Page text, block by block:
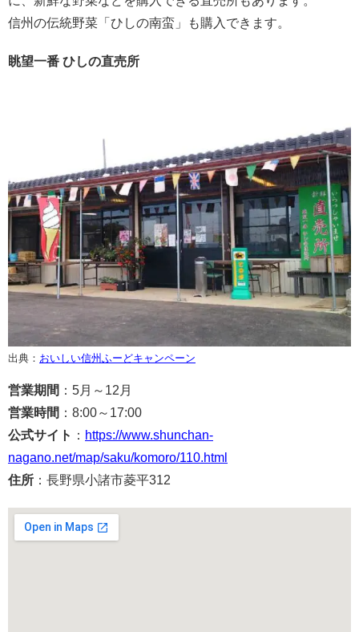
信州の伝統野菜「ひしの南蛮」も購入できます。
眺望一番 ひしの直売所
出典： おいしい信州ふーどキャンペーン
営業期間 ：5月～12月
営業時間 ：8:00～17:00
公式サイト ： https://www.shunchan-
nagano.net/map/saku/komoro/110.html
住所 ：長野県小諸市菱平312